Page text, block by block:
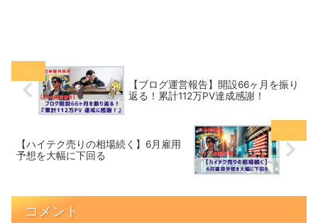
【ブログ運営報告】開設66ヶ月を振り
返る！累計112万PV達成感謝！
【ハイテク売りの相場続く】6月雇用
予想を大幅に下回る
コメント